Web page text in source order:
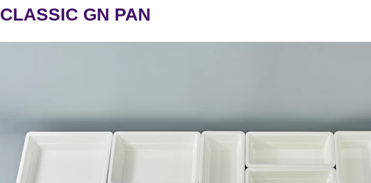
CLASSIC GN PAN